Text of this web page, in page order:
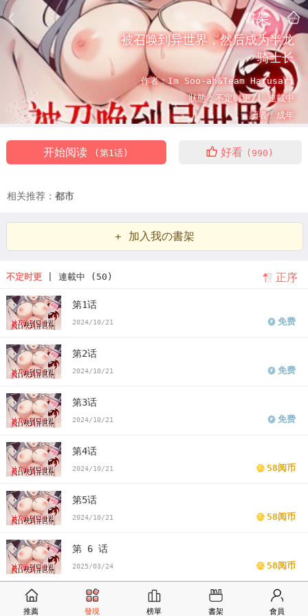
書架
被召唤到异世界，然后成为半龙
骑士长
作者：Im Soo-ah&Team Harusari
狀態： 不定时更 | 連載中
讀者： 成年
开始阅读 (第1话) 好看 (990)
相关推荐： 都市
+ 加入我の書架
不定时更| 連載中 (50) 正序
第1话
2024/10/21 免费
第2话
2024/10/21 免费
第3话
2024/10/21 免费
第4话
2024/10/21 58阅币
第5话
2024/10/21 58阅币
第 6 话
2025/03/24 58阅币
第7话
推薦 發現 榜單 書架 會員